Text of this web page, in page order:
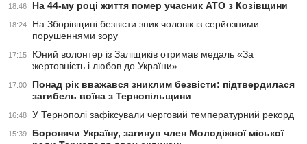
18:46 На 44-му році життя помер учасник АТО з Козівщини
18:24
На Зборівщині безвісти зник чоловік із серйозними
порушеннями зору
17:15
Юний волонтер із Заліщиків отримав медаль «За
жертовність і любов до України»
17:00
Понад рік вважався зниклим безвісти: підтвердилася
загибель воїна з Тернопільщини
16:48 У Тернополі зафіксували черговий температурний рекорд
15:39
Боронячи Україну, загинув член Молодіжної міської